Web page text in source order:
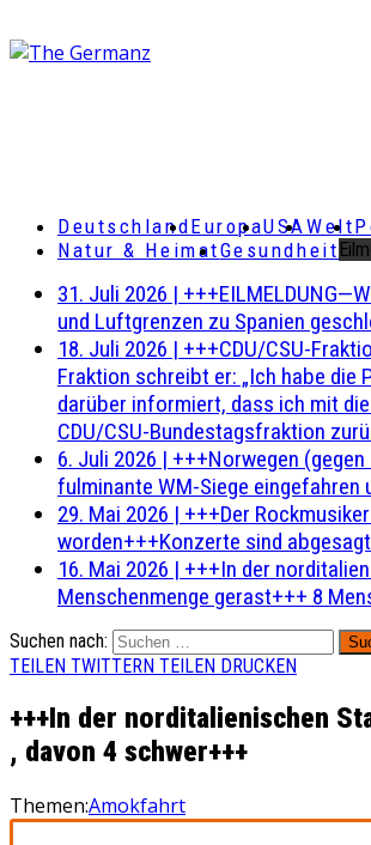
DeutschlandEuropaUSAWelt
Natur & HeimatGesundheit
31. Juli 2026 |
und Luftgrenzen zu Spanien
18. Juli 2026 | +++CDU/CSU-
Fraktion schreibt er: „Ich habe die
darüber informiert, dass ich mit
CDU/CSU-Bundestagsfraktion
6. Juli 2026 | +++Norwegen
fulminante WM-Siege
29. Mai 2026 | +++Der
worden+++Konzerte sind
16. Mai 2026 | +++In der
Menschenmenge gerast+++ 8
Suchen nach:
TEILEN TWITTERN TEILEN DRUCKEN
+++In der norditalienischen
, davon 4 schwer+++
Themen:Amokfahrt